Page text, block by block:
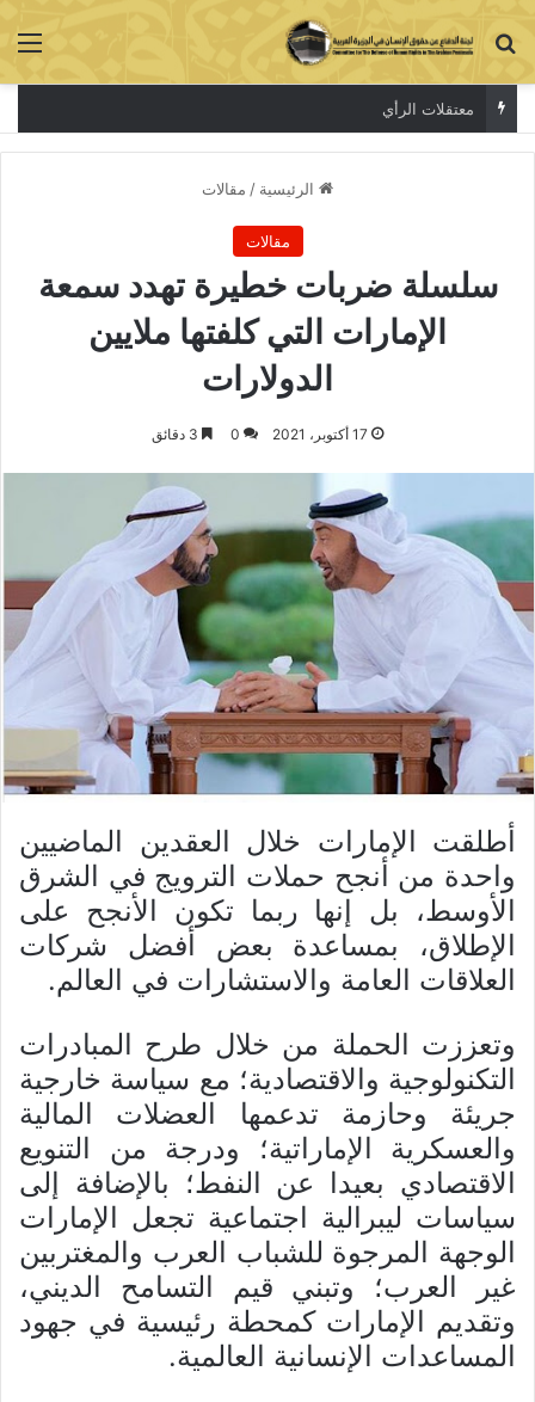
بحث عن
المحاكمات الصورية لاسكات الاصوات المستقلة
الرئيسية / مقالات
مقالات
سلسلة ضربات خطيرة تهدد سمعة
الإمارات التي كلفتها ملايين
الدولارات
17 أكتوبر، 2021 0
أطلقت الإمارات خلال العقدين الماضيين
واحدة من أنجح حملات الترويج في الشرق
الأوسط، بل إنها ربما تكون الأنجح على
الإطلاق، بمساعدة بعض أفضل شركات
العلاقات العامة والاستشارات في العالم.
وتعززت الحملة من خلال طرح المبادرات
التكنولوجية والاقتصادية؛ مع سياسة خارجية
جريئة وحازمة تدعمها العضلات المالية
والعسكرية الإماراتية؛ ودرجة من التنويع
الاقتصادي بعيدا عن النفط؛ بالإضافة إلى
سياسات ليبرالية اجتماعية تجعل الإمارات
الوجهة المرجوة للشباب العرب والمغتربين
غير العرب؛ وتبني قيم التسامح الديني،
وتقديم الإمارات كمحطة رئيسية في جهود
المساعدات الإنسانية العالمية.